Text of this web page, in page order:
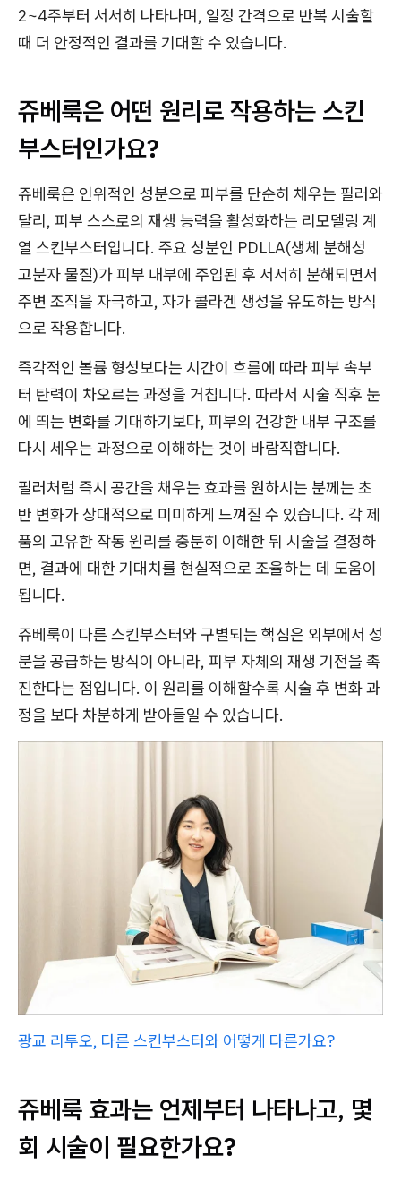
2~4주부터 서서히 나타나며, 일정 간격으로 반복 시술할
때 더 안정적인 결과를 기대할 수 있습니다.
쥬베룩은 어떤 원리로 작용하는 스킨
부스터인가요?
쥬베룩은 인위적인 성분으로 피부를 단순히 채우는 필러와
달리, 피부 스스로의 재생 능력을 활성화하는 리모델링 계
열 스킨부스터입니다. 주요 성분인 PDLLA(생체 분해성
고분자 물질)가 피부 내부에 주입된 후 서서히 분해되면서
주변 조직을 자극하고, 자가 콜라겐 생성을 유도하는 방식
으로 작용합니다.
즉각적인 볼륨 형성보다는 시간이 흐름에 따라 피부 속부
터 탄력이 차오르는 과정을 거칩니다. 따라서 시술 직후 눈
에 띄는 변화를 기대하기보다, 피부의 건강한 내부 구조를
다시 세우는 과정으로 이해하는 것이 바람직합니다.
필러처럼 즉시 공간을 채우는 효과를 원하시는 분께는 초
반 변화가 상대적으로 미미하게 느껴질 수 있습니다. 각 제
품의 고유한 작동 원리를 충분히 이해한 뒤 시술을 결정하
면, 결과에 대한 기대치를 현실적으로 조율하는 데 도움이
됩니다.
쥬베룩이 다른 스킨부스터와 구별되는 핵심은 외부에서 성
분을 공급하는 방식이 아니라, 피부 자체의 재생 기전을 촉
진한다는 점입니다. 이 원리를 이해할수록 시술 후 변화 과
정을 보다 차분하게 받아들일 수 있습니다.
광교 리투오, 다른 스킨부스터와 어떻게 다른가요?
쥬베룩 효과는 언제부터 나타나고, 몇
회 시술이 필요한가요?